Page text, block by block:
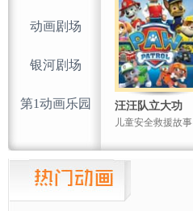
动画剧场
银河剧场
第1动画乐园 汪汪队立大功
儿童安全救援故事